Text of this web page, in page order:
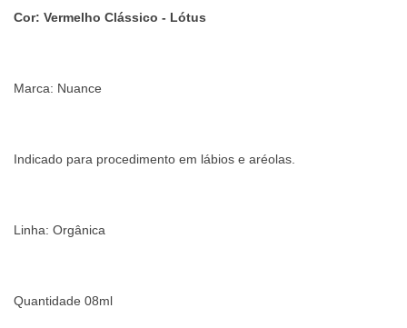
Cor: Vermelho Clássico - Lótus
Marca: Nuance
Indicado para procedimento em lábios e aréolas.
Linha: Orgânica
Quantidade 08ml